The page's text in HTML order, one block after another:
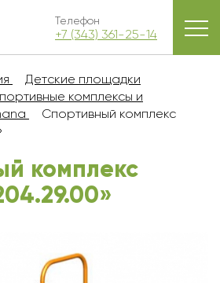
Телефон
+7 (343) 361-25-14
Детские площадки
комплексы и
Спортивный комплекс
комплекс